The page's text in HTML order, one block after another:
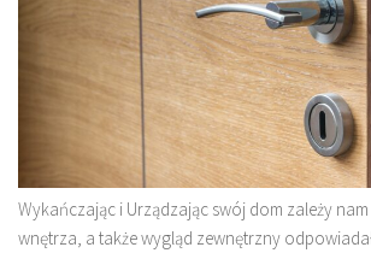
Wykańczając i Urządzając swój dom zależy
wnętrza, a także wygląd zewnętrzny